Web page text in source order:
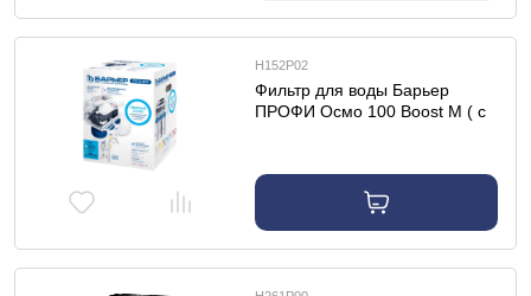
Н152Р02
Фильтр для воды Барьер
ПРОФИ Осмо 100 Boost М ( с